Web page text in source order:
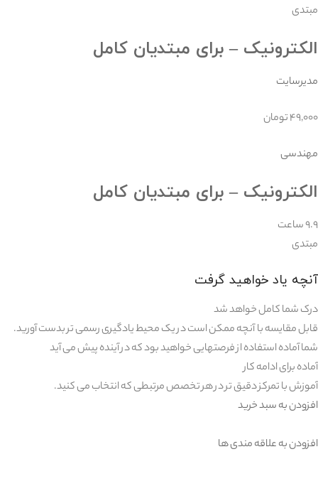
مبتدی
الکترونیک – برای مبتدیان کامل
مدیرسایت
۴۹,۰۰۰ تومان
مهندسی
الکترونیک – برای مبتدیان کامل
۹.۹ ساعت
مبتدی
آنچه یاد خواهید گرفت
درک شما کامل خواهد شد
قابل مقایسه با آنچه ممکن است در یک محیط یادگیری رسمی تر بدست آورید.
شما آماده استفاده از فرصتهایی خواهید بود که در آینده پیش می آید
آماده برای ادامه کار
آموزش با تمرکز دقیق تر در هر تخصص مرتبطی که انتخاب می کنید.
افزودن به سبد خرید
افزودن به علاقه مندی ها